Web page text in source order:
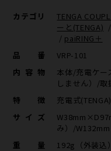
カテゴリ TENGA
ーと(TENGA) /
/ paiRING＋
品番
VRP-101
内容物
本体/充電ケー
しません）/取
特徴
充電式
サイズ
み）/
重量
192g（外装込）